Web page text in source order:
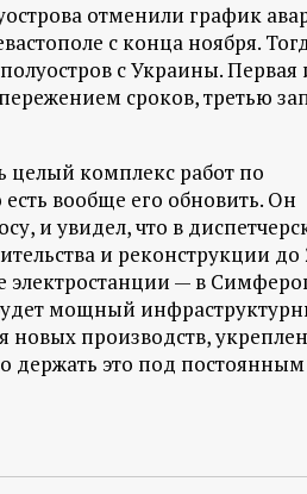
отменили график
с конца ноября.
с Украины. Первая
сроков, третью
целый комплекс работ по
вообще его обновить. Он
и увидел, что в
и реконструкции до
электростанции — в
будет мощный
новых производств,
держать это под постоянным